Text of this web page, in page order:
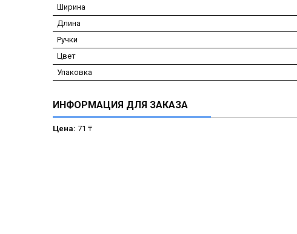
Ширина
Длина
Ручки
Цвет
Упаковка
ИНФОРМАЦИЯ ДЛЯ ЗАКАЗА
Цена: 71 ₸